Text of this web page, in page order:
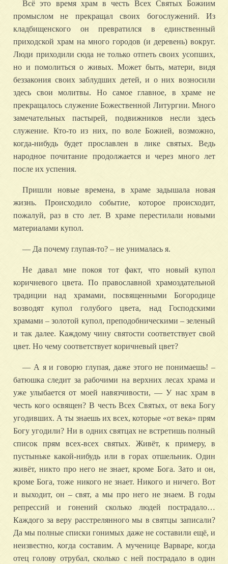
Всё это время храм в честь Всех Святых Божиим
промыслом не прекращал своих богослужений. Из
кладбищенского он превратился в единственный
приходской храм на много городов (и деревень) вокруг.
Люди приходили сюда не только отпеть своих усопших,
но и помолиться о живых. Может быть, матери, видя
беззакония своих заблудших детей, и о них возносили
здесь свои молитвы. Но самое главное, в храме не
прекращалось служение Божественной Литургии. Много
замечательных пастырей, подвижников несли здесь
служение. Кто-то из них, по воле Божией, возможно,
когда-нибудь будет прославлен в лике святых. Ведь
народное почитание продолжается и через много лет
после их успения.
Пришли новые времена, в храме задышала новая
жизнь. Происходило событие, которое происходит,
пожалуй, раз в сто лет. В храме перестилали новыми
материалами купол.
— Да почему глупая-то? – не унималась я.
Не давал мне покоя тот факт, что новый купол
коричневого цвета. По православной храмоздательной
традиции над храмами, посвященными Богородице
возводят купол голубого цвета, над Господскими
храмами – золотой купол, преподобническими – зеленый
и так далее. Каждому чину святости соответствует свой
цвет. Но чему соответствует коричневый цвет?
— А я и говорю глупая, даже этого не понимаешь! –
батюшка следит за рабочими на верхних лесах храма и
уже улыбается от моей навязчивости, — У нас храм в
честь кого освящен? В честь Всех Святых, от века Богу
угодивших. А ты знаешь их всех, которые «от века» прям
Богу угодили? Ни в одних святцах не встретишь полный
список прям всех-всех святых. Живёт, к примеру, в
пустыньке какой-нибудь или в горах отшельник. Один
живёт, никто про него не знает, кроме Бога. Зато и он,
кроме Бога, тоже никого не знает. Никого и ничего. Вот
и выходит, он – свят, а мы про него не знаем. В годы
репрессий и гонений сколько людей пострадало…
Каждого за веру расстрелянного мы в святцы записали?
Да мы полные списки гонимых даже не составили ещё, и
неизвестно, когда составим. А мученице Варваре, когда
отец голову отрубал, сколько с ней пострадало в один